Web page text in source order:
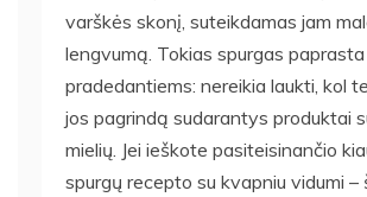
varškės skonį, suteikdamas jam
lengvumą. Tokias spurgas
pradedantiems: nereikia laukti, kol
jos pagrindą sudarantys produktai
mielių. Jei ieškote pasiteisinančio
spurgų recepto su kvapniu vidumi –